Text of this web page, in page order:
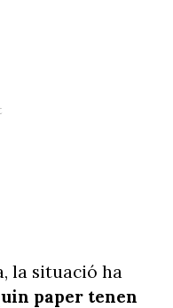
la situació ha
paper tenen